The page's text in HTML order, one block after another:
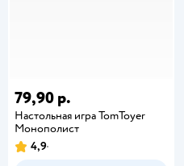
79,90 р.
Настольная игра TomToyer
Монополист
4,9